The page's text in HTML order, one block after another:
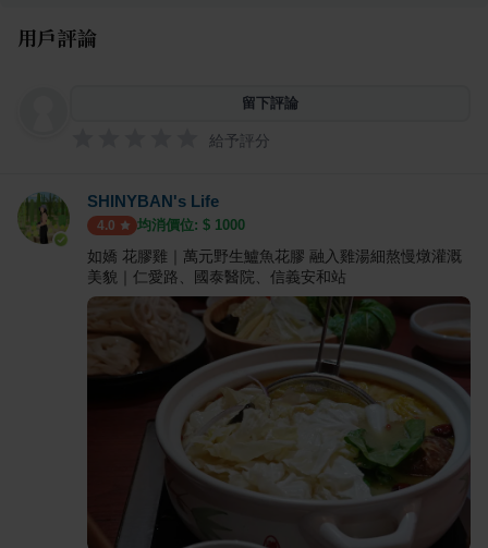
用戶評論
留下評論
給予評分
SHINYBAN's Life
4.0 均消價位: $ 1000
如嬌 花膠雞｜萬元野生鱸魚花膠 融入雞湯細熬慢燉灌溉
美貌｜仁愛路、國泰醫院、信義安和站